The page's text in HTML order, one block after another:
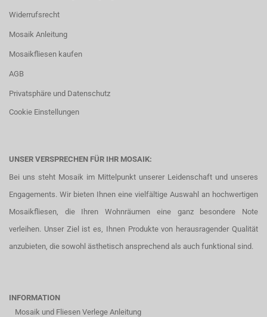
Widerrufsrecht
Mosaik Anleitung
Mosaikfliesen kaufen
AGB
Privatsphäre und Datenschutz
Cookie Einstellungen
UNSER VERSPRECHEN FÜR IHR MOSAIK:
Bei uns steht Mosaik im Mittelpunkt unserer Leidenschaft und unseres
Engagements. Wir bieten Ihnen eine vielfältige Auswahl an hochwertigen
Mosaikfliesen, die Ihren Wohnräumen eine ganz besondere Note
verleihen. Unser Ziel ist es, Ihnen Produkte von herausragender Qualität
anzubieten, die sowohl ästhetisch ansprechend als auch funktional sind.
INFORMATION
Mosaik und Fliesen Verlege Anleitung